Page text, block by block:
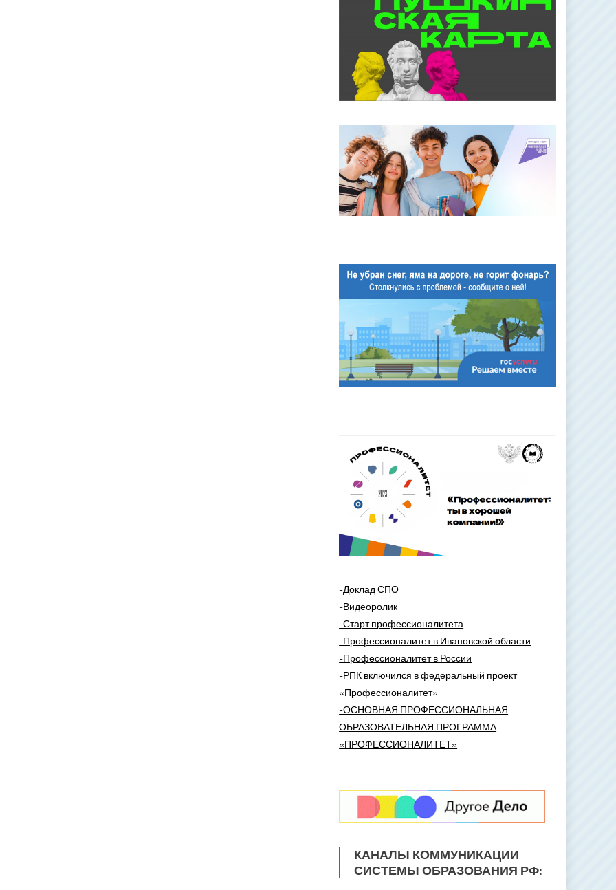
-Доклад СПО
-Видеоролик
-Старт профессионалитета
-Профессионалитет в Ивановской области
-Профессионалитет в России
-РПК включился в федеральный проект
«Профессионалитет»
-ОСНОВНАЯ ПРОФЕССИОНАЛЬНАЯ
ОБРАЗОВАТЕЛЬНАЯ ПРОГРАММА
«ПРОФЕССИОНАЛИТЕТ»
КАНАЛЫ КОММУНИКАЦИИ
СИСТЕМЫ ОБРАЗОВАНИЯ РФ: